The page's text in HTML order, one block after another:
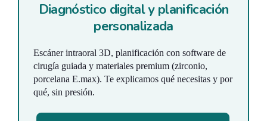
Diagnóstico digital y planificación
personalizada
Escáner intraoral 3D, planificación con software de
cirugía guiada y materiales premium (zirconio,
porcelana E.max). Te explicamos qué necesitas y por
qué, sin presión.